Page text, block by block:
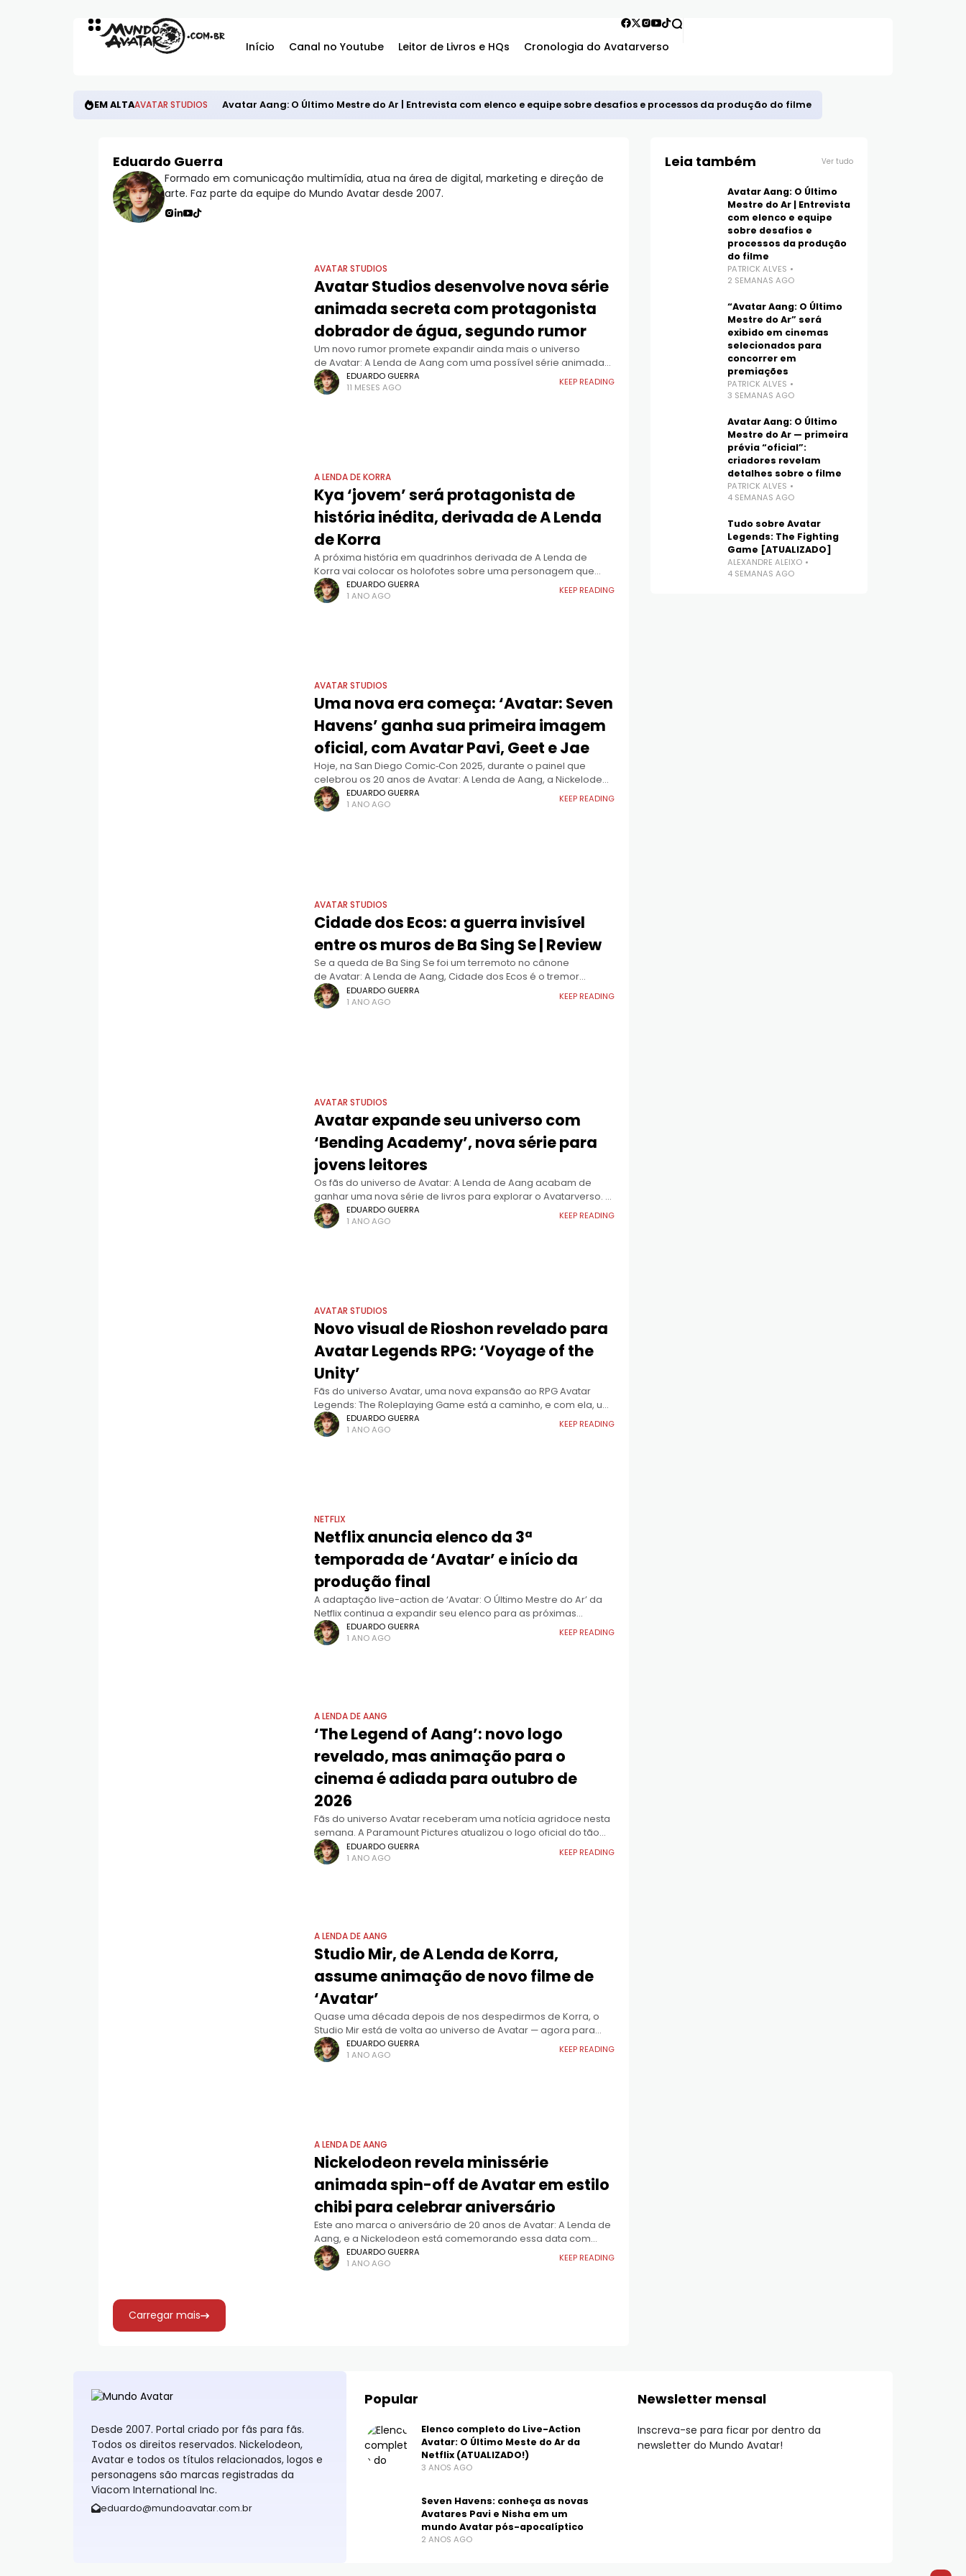
Início Canal no Youtube Leitor de Livros e HQs Cronologia do Avatarverso
EM ALTAAVATAR STUDIOS Avatar Aang: O Último Mestre do Ar | Entrevista com elenco e equipe sobre desafios e processos da produção do filme
Eduardo Guerra
Formado em comunicação multimídia, atua na área de digital, marketing e direção de
arte. Faz parte da equipe do Mundo Avatar desde 2007.
AVATAR STUDIOS
Avatar Studios desenvolve nova série
animada secreta com protagonista
dobrador de água, segundo rumor
Um novo rumor promete expandir ainda mais o universo
de Avatar: A Lenda de Aang com uma possível série animada
inédita. Segundo o portal Knight Edge Media, a Avatar Studios
estaria trabalhando
EDUARDO GUERRA
11 MESES AGO
KEEP READING
A LENDA DE KORRA
Kya ‘jovem’ será protagonista de
história inédita, derivada de A Lenda
de Korra
A próxima história em quadrinhos derivada de A Lenda de
Korra vai colocar os holofotes sobre uma personagem que
sempre despertou curiosidade entre os fãs: Kya, filha de Aang
e Katara. Em
EDUARDO GUERRA
1 ANO AGO
KEEP READING
AVATAR STUDIOS
Uma nova era começa: ‘Avatar: Seven
Havens’ ganha sua primeira imagem
oficial, com Avatar Pavi, Geet e Jae
Hoje, na San Diego Comic‑Con 2025, durante o painel que
celebrou os 20 anos de Avatar: A Lenda de Aang, a Nickelodeon
finalmente revelou a primeira imagem oficial de Avatar:
Seven Havens, a
EDUARDO GUERRA
1 ANO AGO
KEEP READING
AVATAR STUDIOS
Cidade dos Ecos: a guerra invisível
entre os muros de Ba Sing Se | Review
Se a queda de Ba Sing Se foi um terremoto no cânone
de Avatar: A Lenda de Aang, Cidade dos Ecos é o tremor
secundário que ninguém viu chegar. No livro de Judy I.
EDUARDO GUERRA
1 ANO AGO
KEEP READING
AVATAR STUDIOS
Avatar expande seu universo com
‘Bending Academy’, nova série para
jovens leitores
Os fãs do universo de Avatar: A Lenda de Aang acabam de
ganhar uma nova série de livros para explorar o Avatarverso. A
editora Random House anunciou o lançamento de uma nova
EDUARDO GUERRA
1 ANO AGO
KEEP READING
AVATAR STUDIOS
Novo visual de Rioshon revelado para
Avatar Legends RPG: ‘Voyage of the
Unity’
Fãs do universo Avatar, uma nova expansão ao RPG Avatar
Legends: The Roleplaying Game está a caminho, e com ela, um
olhar inédito sobre uma personagem do passado: Rioshon. A
artista Alexandria
EDUARDO GUERRA
1 ANO AGO
KEEP READING
NETFLIX
Netflix anuncia elenco da 3ª
temporada de ‘Avatar’ e início da
produção final
A adaptação live-action de ‘Avatar: O Último Mestre do Ar’ da
Netflix continua a expandir seu elenco para as próximas
temporadas. A plataforma de streaming divulgou a adição de
sete
EDUARDO GUERRA
1 ANO AGO
KEEP READING
A LENDA DE AANG
‘The Legend of Aang’: novo logo
revelado, mas animação para o
cinema é adiada para outubro de
2026
Fãs do universo Avatar receberam uma notícia agridoce nesta
semana. A Paramount Pictures atualizou o logo oficial do tão
aguardado filme focado em Aang, intitulado "The Legend of
Aang: The
EDUARDO GUERRA
1 ANO AGO
KEEP READING
A LENDA DE AANG
Studio Mir, de A Lenda de Korra,
assume animação de novo filme de
‘Avatar’
Quase uma década depois de nos despedirmos de Korra, o
Studio Mir está de volta ao universo de Avatar — agora para
comandar um dos filmes mais aguardados pelos fãs.
EDUARDO GUERRA
1 ANO AGO
KEEP READING
A LENDA DE AANG
Nickelodeon revela minissérie
animada spin-off de Avatar em estilo
chibi para celebrar aniversário
Este ano marca o aniversário de 20 anos de Avatar: A Lenda de
Aang, e a Nickelodeon está comemorando essa data com
diversos lançamentos, eventos especiais e conteúdos
exclusivos. Desde
EDUARDO GUERRA
1 ANO AGO
KEEP READING
Carregar mais
Leia também Ver tudo
Avatar Aang: O Último
Mestre do Ar | Entrevista
com elenco e equipe
sobre desafios e
processos da produção
do filme
PATRICK ALVES
2 SEMANAS AGO
“Avatar Aang: O Último
Mestre do Ar” será
exibido em cinemas
selecionados para
concorrer em
premiações
PATRICK ALVES
3 SEMANAS AGO
Avatar Aang: O Último
Mestre do Ar — primeira
prévia “oficial”:
criadores revelam
detalhes sobre o filme
PATRICK ALVES
4 SEMANAS AGO
Tudo sobre Avatar
Legends: The Fighting
Game [ATUALIZADO]
ALEXANDRE ALEIXO
4 SEMANAS AGO
Desde 2007. Portal criado por fãs para fãs.
Todos os direitos reservados. Nickelodeon,
Avatar e todos os títulos relacionados, logos e
personagens são marcas registradas da
Viacom International Inc.
eduardo@mundoavatar.com.br
Popular
Elenco completo do Live-Action
Avatar: O Último Meste do Ar da
Netflix (ATUALIZADO!)
3 ANOS AGO
Seven Havens: conheça as novas
Avatares Pavi e Nisha em um
mundo Avatar pós-apocalíptico
2 ANOS AGO
Newsletter mensal
Inscreva-se para ficar por dentro da
newsletter do Mundo Avatar!